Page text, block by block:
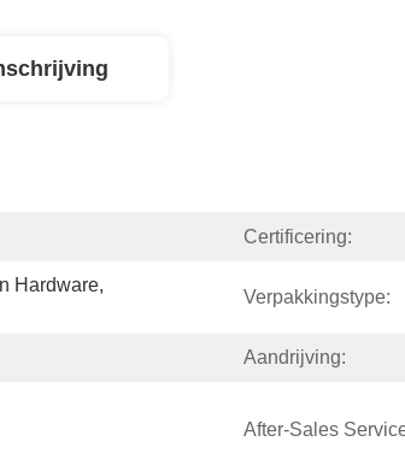
Certificering:
Hardware,
Verpakkingstype:
Aandrijving:
After-Sales